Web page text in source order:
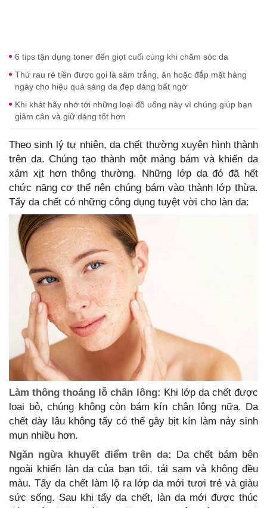
6 tips tận dụng toner đến giọt cuối cùng khi chăm sóc da
Thứ rau rẻ tiền được gọi là sâm trắng, ăn hoặc đắp mặt hàng
ngày cho hiệu quả sáng da đẹp dáng bất ngờ
Khi khát hãy nhớ tới những loại đồ uống này vì chúng giúp bạn
giảm cân và giữ dáng tốt hơn
Theo sinh lý tự nhiên, da chết thường xuyên hình thành
trên da. Chúng tạo thành một mảng bám và khiến da
xám xịt hơn thông thường. Những lớp da đó đã hết
chức năng cơ thể nên chúng bám vào thành lớp thừa.
Tẩy da chết có những công dụng tuyệt vời cho làn da:
Làm thông thoáng lỗ chân lông: Khi lớp da chết được
loại bỏ, chúng không còn bám kín chân lông nữa. Da
chết dày lâu không tẩy có thể gây bịt kín làm nảy sinh
mụn nhiều hơn.
Ngăn ngừa khuyết điểm trên da: Da chết bám bên
ngoài khiến làn da của bạn tối, tái sạm và không đều
màu. Tẩy da chết làm lộ ra lớp da mới tươi trẻ và giàu
sức sống. Sau khi tẩy da chết, làn da mới được thúc